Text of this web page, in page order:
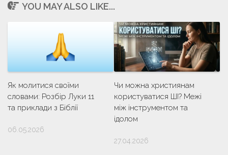
YOU MAY ALSO LIKE...
Як молитися своїми
словами: Розбір Луки 11
та приклади з Біблії
06.05.2026
Чи можна християнам
користуватися ШІ? Межі
між інструментом та
ідолом
27.04.2026